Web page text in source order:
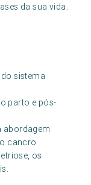
da sua vida.
sistema
parto e pós-
abordagem
cancro
os